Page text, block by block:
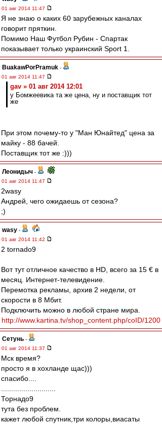
01 авг 2014 11:47
Я не знаю о каких 60 зарубежных каналах
говорит пряткин.
Помимо Наш Футбол Рубин - Спартак
показывает только украинский Sport 1.
BuakawPorPramuk -
01 авг 2014 11:47
gav » 01 авг 2014 12:01
у Бомжеевика та же цена, ну и поставщик тот
же
При этом почему-то у "Ман Юнайтед" цена за
майку - 88 бачей.
Поставщик тот же :)))
Леонидыч -
01 авг 2014 11:47
2wasy
Андрей, чего ожидаешь от сезона?
;)
wasy -
01 авг 2014 11:42
2 tornado9
Вот тут отличное качество в HD, всего за 15 € в
месяц. Интернет-телевидение.
Перемотка рекламы, архив 2 недели, от
скорости в 8 Мбит.
Подключить можно в любой стране мира.
http://www.kartina.tv/shop_content.php/coID/1200
Сетунь -
01 авг 2014 11:37
Мск время?
просто я в хохланде щас)))
спасибо....
Торнадо9
тута без проблем.
кажет любой спутник,три колоры,виасаты